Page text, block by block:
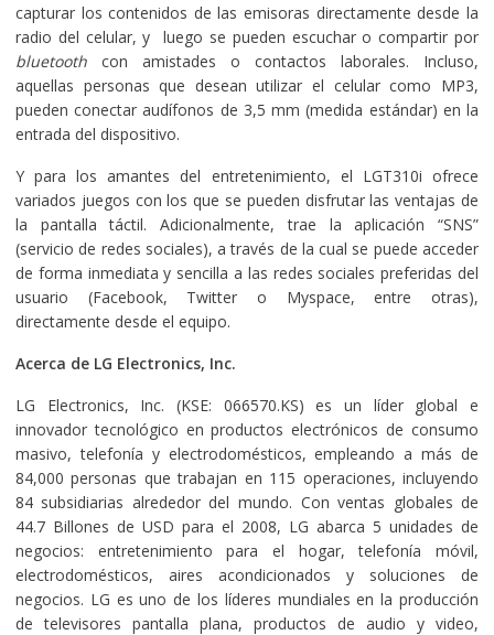
capturar los contenidos de las emisoras directamente desde la
radio del celular, y luego se pueden escuchar o compartir por
bluetoothcon amistades o contactos laborales. Incluso,
aquellas personas que desean utilizar el celular como MP3,
pueden conectar audífonos de 3,5 mm (medida estándar) en la
entrada del dispositivo.
Y para los amantes del entretenimiento, el LGT310i ofrece
variados juegos con los que se pueden disfrutar las ventajas de
la pantalla táctil. Adicionalmente, trae la aplicación “SNS”
(servicio de redes sociales), a través de la cual se puede acceder
de forma inmediata y sencilla a las redes sociales preferidas del
usuario (Facebook, Twitter o Myspace, entre otras),
directamente desde el equipo.
Acerca de LG Electronics, Inc.
LG Electronics, Inc. (KSE: 066570.KS) es un líder global e
innovador tecnológico en productos electrónicos de consumo
masivo, telefonía y electrodomésticos, empleando a más de
84,000 personas que trabajan en 115 operaciones, incluyendo
84 subsidiarias alrededor del mundo. Con ventas globales de
44.7 Billones de USD para el 2008, LG abarca 5 unidades de
negocios: entretenimiento para el hogar, telefonía móvil,
electrodomésticos, aires acondicionados y soluciones de
negocios. LG es uno de los líderes mundiales en la producción
de televisores pantalla plana, productos de audio y video,